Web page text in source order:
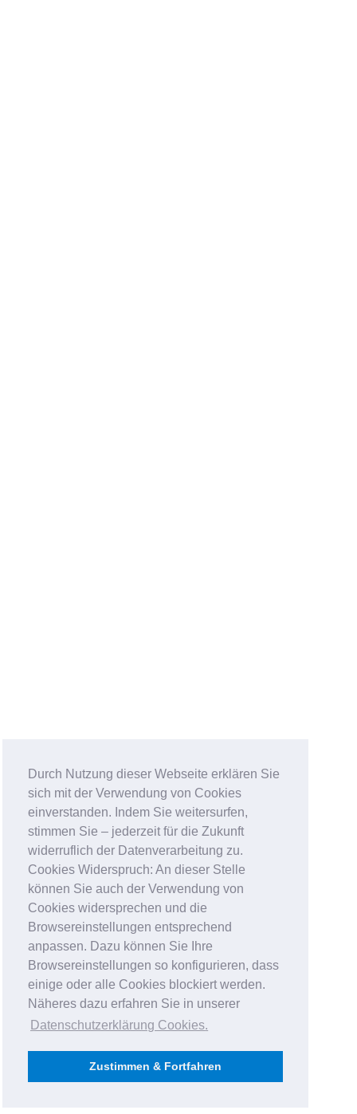
Durch Nutzung dieser Webseite erklären Sie
sich mit der Verwendung von Cookies
einverstanden. Indem Sie weitersurfen,
stimmen Sie – jederzeit für die Zukunft
widerruflich der Datenverarbeitung zu.
Cookies Widerspruch: An dieser Stelle
können Sie auch der Verwendung von
Cookies widersprechen und die
Browsereinstellungen entsprechend
anpassen. Dazu können Sie Ihre
Browsereinstellungen so konfigurieren, dass
einige oder alle Cookies blockiert werden.
Näheres dazu erfahren Sie in unserer
Datenschutzerklärung Cookies.
Zustimmen & Fortfahren